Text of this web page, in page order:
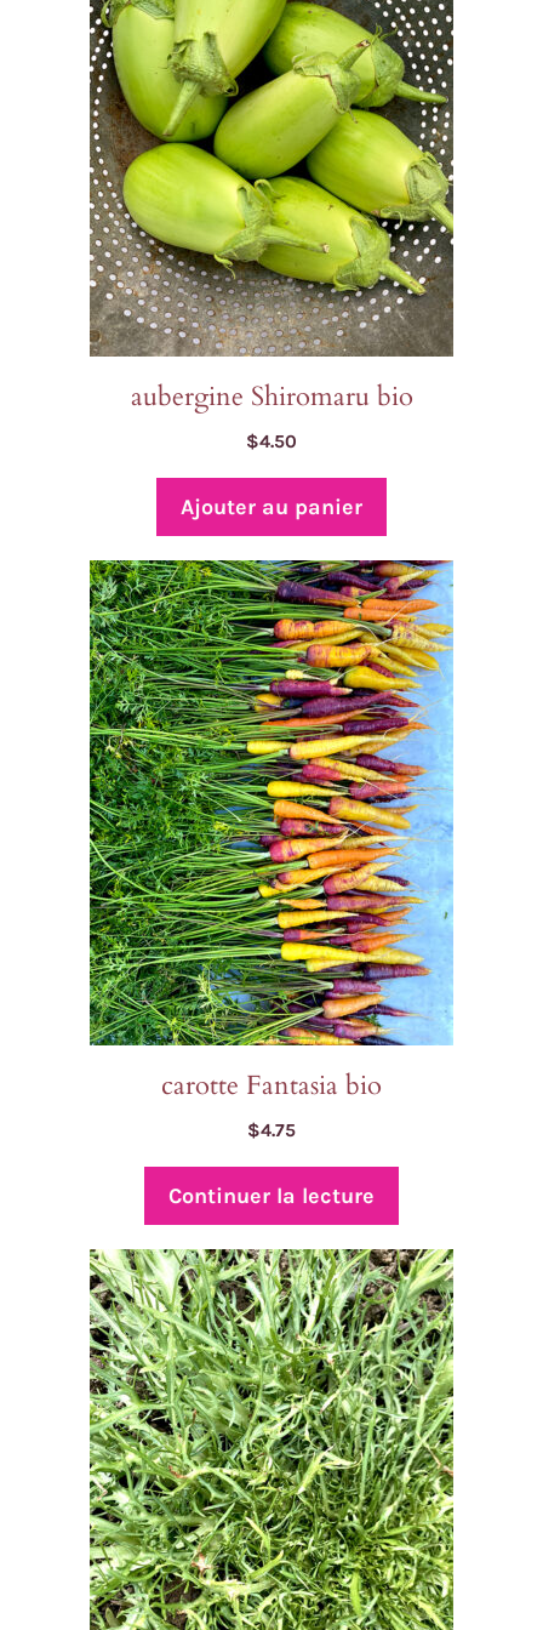
aubergine Shiromaru bio
$4.50
Ajouter au panier
carotte Fantasia bio
$4.75
Continuer la lecture